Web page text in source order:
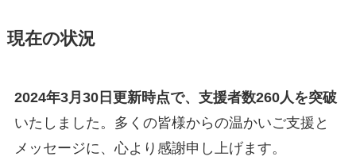
現在の状況
2024年3月30日更新時点で、支援者数260人を突破
いたしました。多くの皆様からの温かいご支援と
メッセージに、心より感謝申し上げます。